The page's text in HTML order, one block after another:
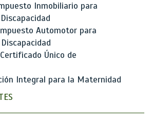
Inmobiliario para
Automotor para
Único de
Integral para la Maternidad